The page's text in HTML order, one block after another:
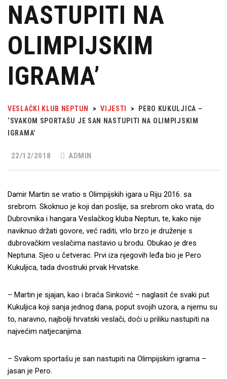
NASTUPITI NA
OLIMPIJSKIM
IGRAMA’
VESLAČKI KLUB NEPTUN > VIJESTI >
PERO KUKULJICA –
‘SVAKOM SPORTAŠU JE SAN NASTUPITI NA OLIMPIJSKIM
IGRAMA’
22/12/2018 ADMIN
Damir Martin se vratio s Olimpijskih igara u Riju 2016. sa
srebrom. Skoknuo je koji dan poslije, sa srebrom oko vrata, do
Dubrovnika i hangara Veslačkog kluba Neptun, te, kako nije
naviknuo držati govore, već raditi, vrlo brzo je druženje s
dubrovačkim veslačima nastavio u brodu. Obukao je dres
Neptuna. Sjeo u četverac. Prvi iza njegovih leđa bio je Pero
Kukuljica, tada dvostruki prvak Hrvatske.
– Martin je sjajan, kao i braća Sinković – naglasit će svaki put
Kukuljica koji sanja jednog dana, poput svojih uzora, a njemu su
to, naravno, najbolji hrvatski veslači, doći u priliku nastupiti na
najvećim natjecanjima.
– Svakom sportašu je san nastupiti na Olimpijskim igrama –
jasan je Pero.